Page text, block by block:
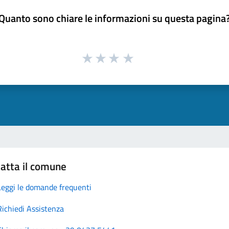
sono chiare le informazioni su questa
il comune
le domande frequenti
Assistenza